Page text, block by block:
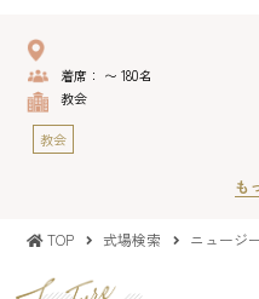
着席： 〜 180名
教会
教会
も
TOP 式場検索 ニュージ